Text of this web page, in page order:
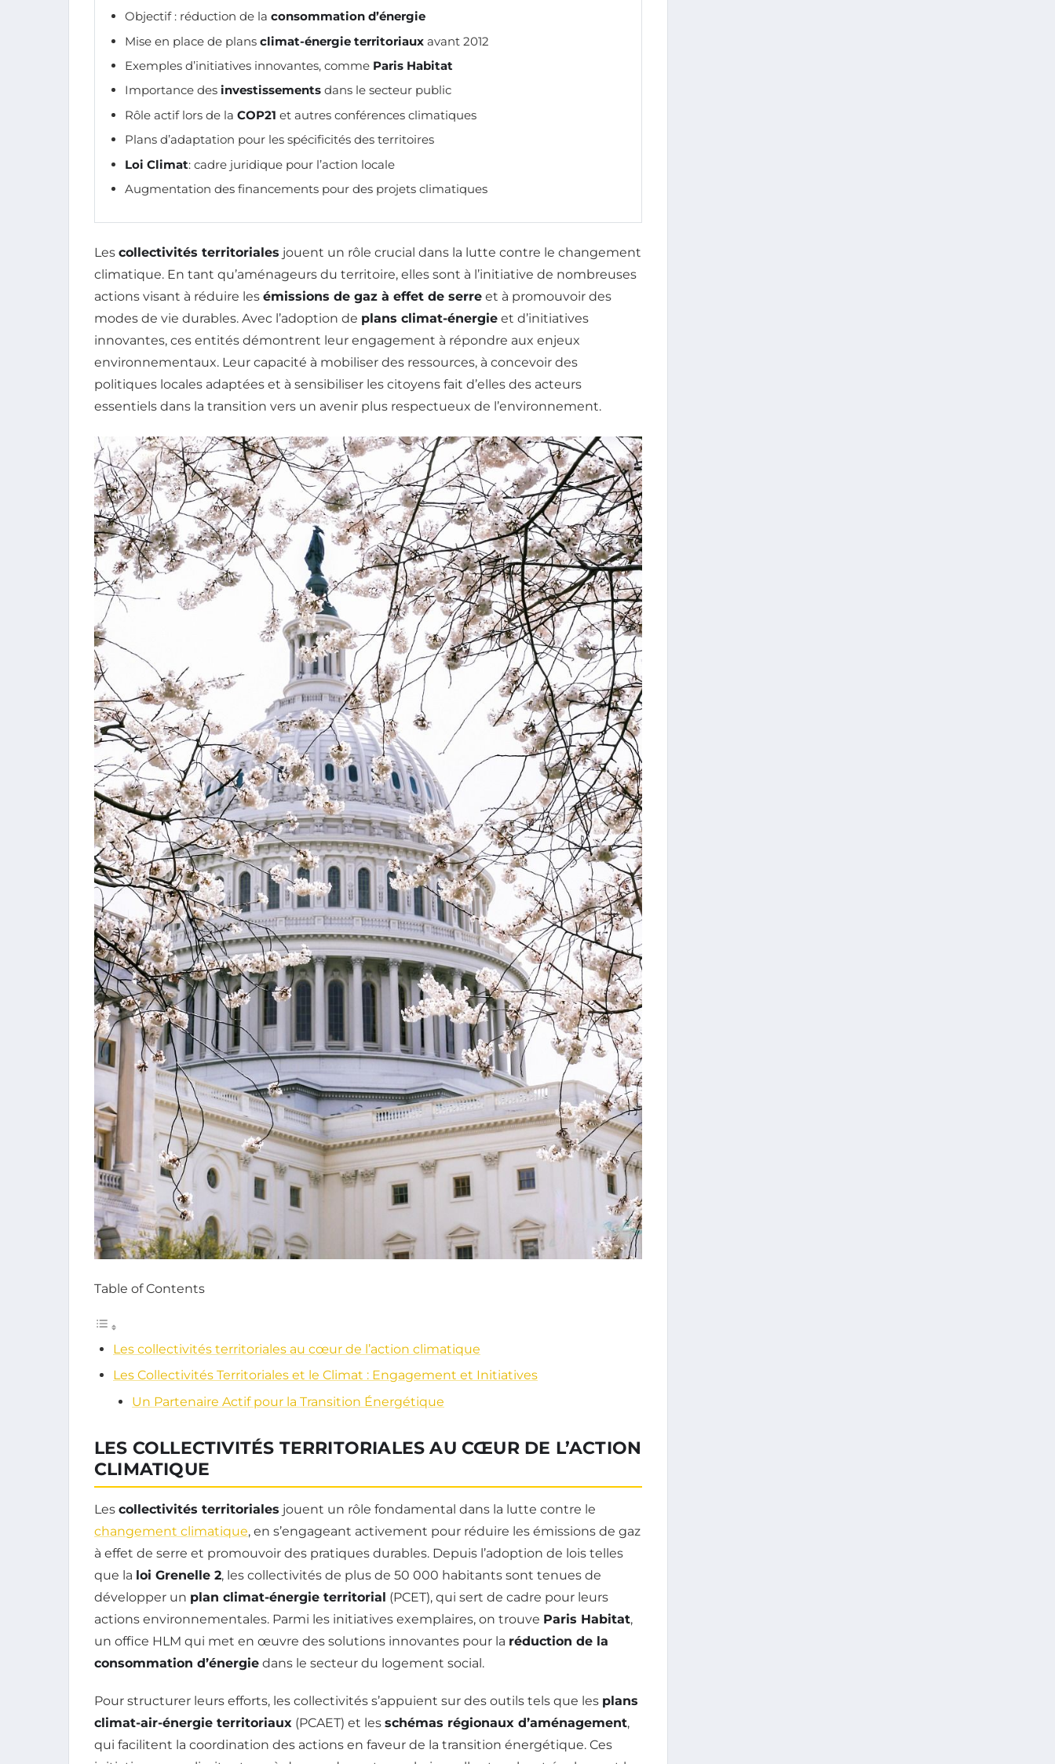
Objectif : réduction de la consommation d’énergie
Mise en place de plans climat-énergie territoriaux avant 2012
Exemples d’initiatives innovantes, comme Paris Habitat
Importance des investissements dans le secteur public
Rôle actif lors de la COP21 et autres conférences climatiques
Plans d’adaptation pour les spécificités des territoires
Loi Climat: cadre juridique pour l’action locale
Augmentation des financements pour des projets climatiques
Les collectivités territoriales jouent un rôle crucial dans la lutte contre le changement
climatique. En tant qu’aménageurs du territoire, elles sont à l’initiative de nombreuses
actions visant à réduire les émissions de gaz à effet de serre et à promouvoir des
modes de vie durables. Avec l’adoption de plans climat-énergie et d’initiatives
innovantes, ces entités démontrent leur engagement à répondre aux enjeux
environnementaux. Leur capacité à mobiliser des ressources, à concevoir des
politiques locales adaptées et à sensibiliser les citoyens fait d’elles des acteurs
essentiels dans la transition vers un avenir plus respectueux de l’environnement.
Table of Contents
Les collectivités territoriales au cœur de l’action climatique
Les Collectivités Territoriales et le Climat : Engagement et Initiatives
Un Partenaire Actif pour la Transition Énergétique
LES COLLECTIVITÉS TERRITORIALES AU CŒUR DE L’ACTION
CLIMATIQUE
Les collectivités territoriales jouent un rôle fondamental dans la lutte contre le
changement climatique, en s’engageant activement pour réduire les émissions de gaz
à effet de serre et promouvoir des pratiques durables. Depuis l’adoption de lois telles
que la loi Grenelle 2, les collectivités de plus de 50 000 habitants sont tenues de
développer un plan climat-énergie territorial (PCET), qui sert de cadre pour leurs
actions environnementales. Parmi les initiatives exemplaires, on trouve Paris Habitat,
un office HLM qui met en œuvre des solutions innovantes pour la réduction de la
consommation d’énergie dans le secteur du logement social.
Pour structurer leurs efforts, les collectivités s’appuient sur des outils tels que les plans
climat-air-énergie territoriaux (PCAET) et les schémas régionaux d’aménagement,
qui facilitent la coordination des actions en faveur de la transition énergétique. Ces